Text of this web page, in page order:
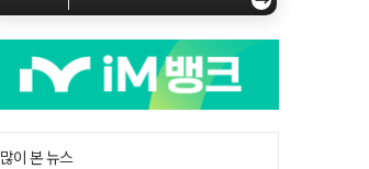
많이 본 뉴스